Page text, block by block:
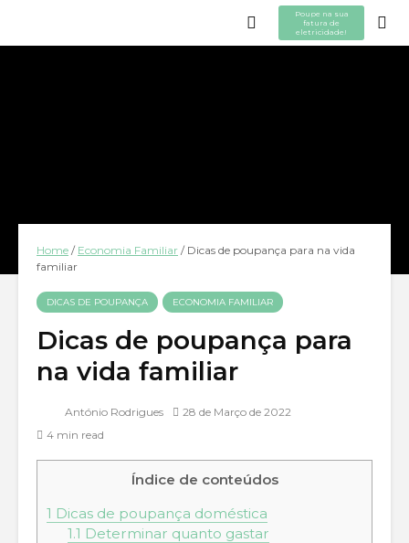
Poupe na sua
fatura de
eletricidade!
Home / Economia Familiar / Dicas de poupança para na vida
familiar
DICAS DE POUPANÇA ECONOMIA FAMILIAR
Dicas de poupança para
na vida familiar
António Rodrigues
28 de Março de 2022
4 min read
Índice de conteúdos
1 Dicas de poupança doméstica
1.1 Determinar quanto gastar